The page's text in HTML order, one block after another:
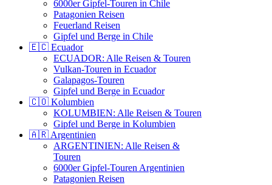
6000er Gipfel-Touren in Chile
Patagonien Reisen
Feuerland Reisen
Gipfel und Berge in Chile
🇪🇨 Ecuador
ECUADOR: Alle Reisen & Touren
Vulkan-Touren in Ecuador
Galapagos-Touren
Gipfel und Berge in Ecuador
🇨🇴 Kolumbien
KOLUMBIEN: Alle Reisen & Touren
Gipfel und Berge in Kolumbien
🇦🇷 Argentinien
ARGENTINIEN: Alle Reisen &
Touren
6000er Gipfel-Touren Argentinien
Patagonien Reisen